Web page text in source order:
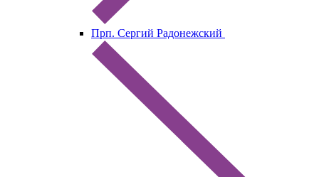
Прп. Сергий Радонежский